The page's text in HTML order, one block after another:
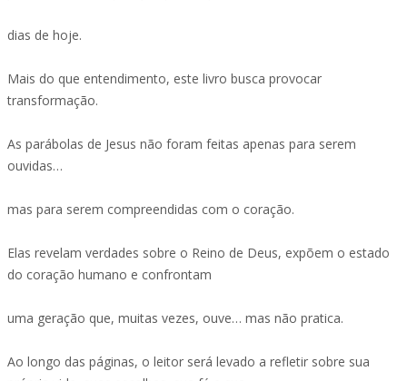
dias de hoje.
Mais do que entendimento, este livro busca provocar
transformação.
As parábolas de Jesus não foram feitas apenas para serem
ouvidas…
mas para serem compreendidas com o coração.
Elas revelam verdades sobre o Reino de Deus, expõem o estado
do coração humano e confrontam
uma geração que, muitas vezes, ouve… mas não pratica.
Ao longo das páginas, o leitor será levado a refletir sobre sua